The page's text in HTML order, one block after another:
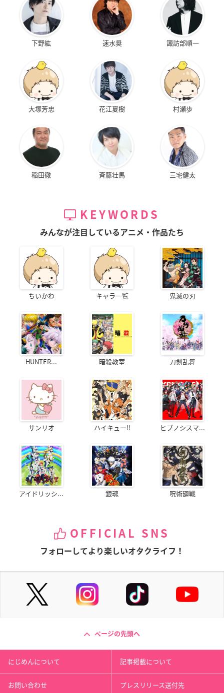
下野紘 速水奨 諏訪部順一
大塚芳忠 花江夏樹 村瀬歩
稲田徹 斉藤壮馬 三宅健太
KEYWORDS
みんなが注目しているアニメ・作品たち
ちいかわ キャラ一覧 鬼滅の刃
HUNTER... 暗殺教室 刀剣乱舞
サンリオ ハイキュー!! ヒプノシスマ...
アイドリッシ... 銀魂 呪術廻戦
OFFICIAL SNS
フォローしてより楽しいオタクライフ！
ページの先頭へ
にじめんについて 記事掲載について
お問い合わせ プレスリリース送付先